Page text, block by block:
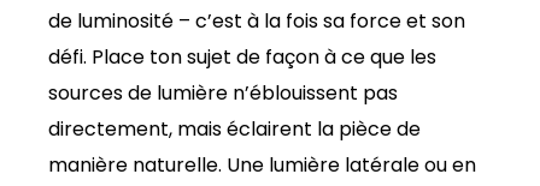
de luminosité – c’est à la fois sa force et son
défi. Place ton sujet de façon à ce que les
sources de lumière n’éblouissent pas
directement, mais éclairent la pièce de
manière naturelle. Une lumière latérale ou en